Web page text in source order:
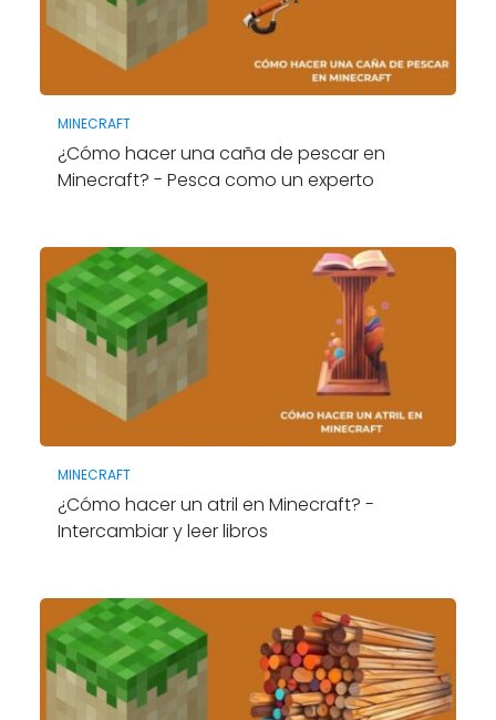
MINECRAFT
¿Cómo hacer una caña de pescar en
Minecraft? - Pesca como un experto
MINECRAFT
¿Cómo hacer un atril en Minecraft? -
Intercambiar y leer libros